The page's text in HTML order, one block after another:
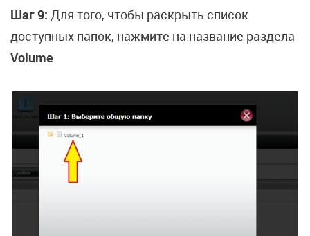
Шаг 9: Для того, чтобы раскрыть список
доступных папок, нажмите на название раздела
Volume.